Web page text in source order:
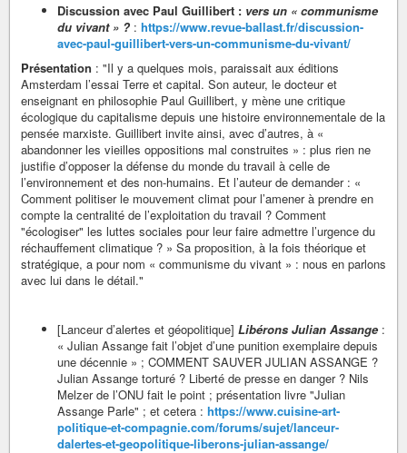
Discussion avec Paul Guillibert : vers un « communisme
du vivant » ? : https://www.revue-ballast.fr/discussion-
avec-paul-guillibert-vers-un-communisme-du-vivant/
Présentation : "Il y a quelques mois, paraissait aux éditions
Amsterdam l’essai Terre et capital. Son auteur, le docteur et
enseignant en philosophie Paul Guillibert, y mène une critique
écologique du capitalisme depuis une histoire environnementale de la
pensée marxiste. Guillibert invite ainsi, avec d’autres, à «
abandonner les vieilles oppositions mal construites » : plus rien ne
justifie d’opposer la défense du monde du travail à celle de
l’environnement et des non-humains. Et l’auteur de demander : «
Comment politiser le mouvement climat pour l’amener à prendre en
compte la centralité de l’exploitation du travail ? Comment
"écologiser" les luttes sociales pour leur faire admettre l’urgence du
réchauffement climatique ? » Sa proposition, à la fois théorique et
stratégique, a pour nom « communisme du vivant » : nous en parlons
avec lui dans le détail."
[Lanceur d’alertes et géopolitique] Libérons Julian Assange :
« Julian Assange fait l’objet d’une punition exemplaire depuis
une décennie » ; COMMENT SAUVER JULIAN ASSANGE ?
Julian Assange torturé ? Liberté de presse en danger ? Nils
Melzer de l’ONU fait le point ; présentation livre "Julian
Assange Parle" ; et cetera : https://www.cuisine-art-
politique-et-compagnie.com/forums/sujet/lanceur-
dalertes-et-geopolitique-liberons-julian-assange/